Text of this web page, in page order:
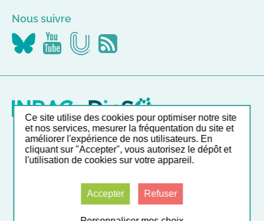
Nous suivre
Nous
suivre
Nous
suivre
Nous
suivre
Flus
RSS
Nos autres sites
Liste et accès direct à nos outils en ligne
Mentions légalesCGUDonnées personnelles
Accessibilité : partiellement conformeGestion des cookies
Ce site utilise des cookies pour optimiser notre site
et nos services, mesurer la fréquentation du site et
améliorer l'expérience de nos utilisateurs. En
cliquant sur "Accepter", vous autorisez le dépôt et
l'utilisation de cookies sur votre appareil.
Accepter Refuser